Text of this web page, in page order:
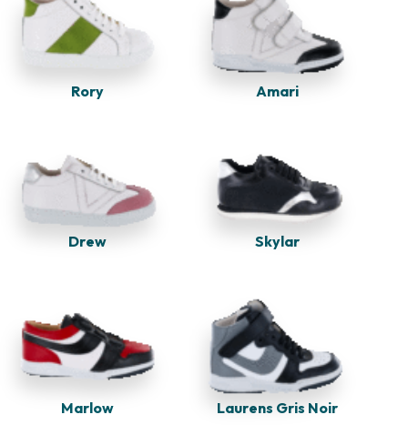
Rory Amari
Drew Skylar
Marlow Laurens Gris Noir